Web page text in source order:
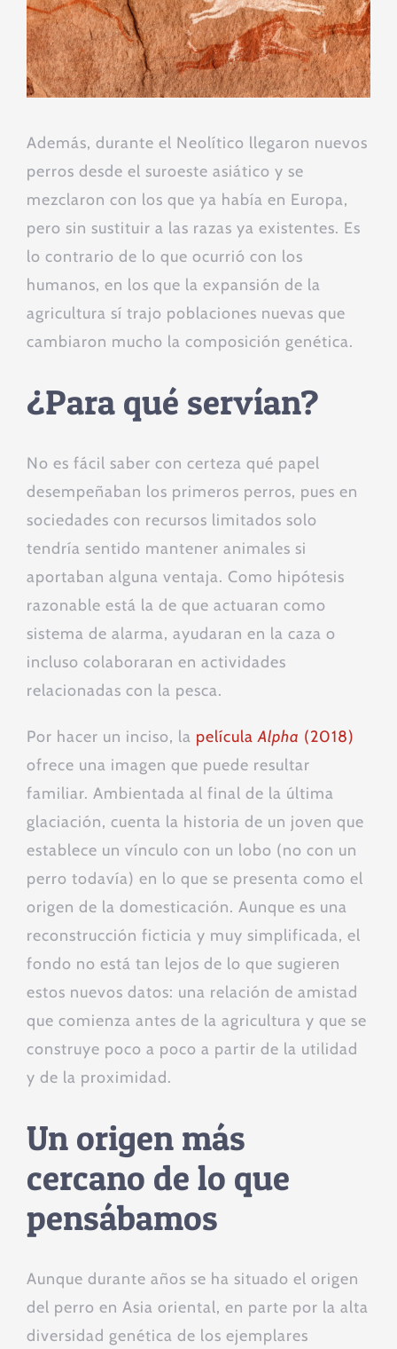
Además, durante el Neolítico llegaron nuevos
perros desde el suroeste asiático y se
mezclaron con los que ya había en Europa,
pero sin sustituir a las razas ya existentes. Es
lo contrario de lo que ocurrió con los
humanos, en los que la expansión de la
agricultura sí trajo poblaciones nuevas que
cambiaron mucho la composición genética.
¿Para qué servían?
No es fácil saber con certeza qué papel
desempeñaban los primeros perros, pues en
sociedades con recursos limitados solo
tendría sentido mantener animales si
aportaban alguna ventaja. Como hipótesis
razonable está la de que actuaran como
sistema de alarma, ayudaran en la caza o
incluso colaboraran en actividades
relacionadas con la pesca.
Por hacer un inciso, la películaAlpha (2018)
ofrece una imagen que puede resultar
familiar. Ambientada al final de la última
glaciación, cuenta la historia de un joven que
establece un vínculo con un lobo (no con un
perro todavía) en lo que se presenta como el
origen de la domesticación. Aunque es una
reconstrucción ficticia y muy simplificada, el
fondo no está tan lejos de lo que sugieren
estos nuevos datos: una relación de amistad
que comienza antes de la agricultura y que se
construye poco a poco a partir de la utilidad
y de la proximidad.
Un origen más
cercano de lo que
pensábamos
Aunque durante años se ha situado el origen
del perro en Asia oriental, en parte por la alta
diversidad genética de los ejemplares